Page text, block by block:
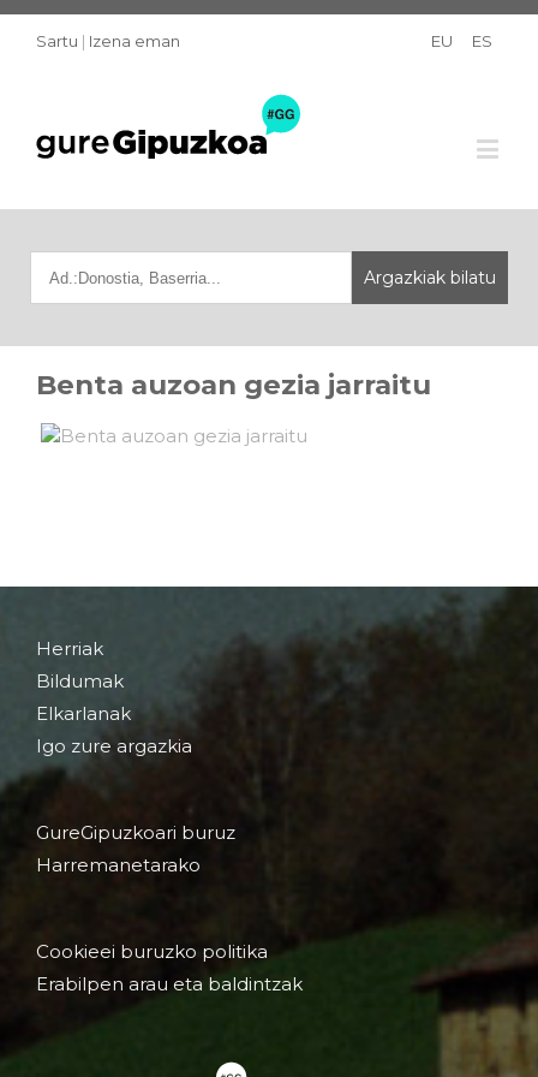
Sartu | Izena eman EU ES
Benta auzoan gezia jarraitu
Herriak
Bildumak
Elkarlanak
Igo zure argazkia
GureGipuzkoari buruz
Harremanetarako
Cookieei buruzko politika
Erabilpen arau eta baldintzak